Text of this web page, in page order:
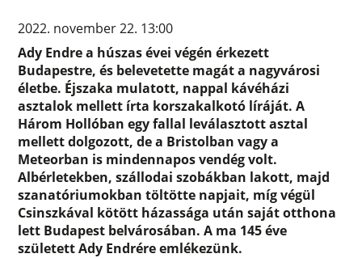
2022. november 22. 13:00
Ady Endre a húszas évei végén érkezett
Budapestre, és belevetette magát a nagyvárosi
életbe. Éjszaka mulatott, nappal kávéházi
asztalok mellett írta korszakalkotó líráját. A
Három Hollóban egy fallal leválasztott asztal
mellett dolgozott, de a Bristolban vagy a
Meteorban is mindennapos vendég volt.
Albérletekben, szállodai szobákban lakott, majd
szanatóriumokban töltötte napjait, míg végül
Csinszkával kötött házassága után saját otthona
lett Budapest belvárosában. A ma 145 éve
született Ady Endrére emlékezünk.